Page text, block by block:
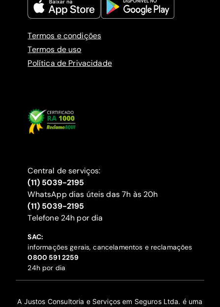
Termos e condições
Termos de uso
Política de Privacidade
Central de serviços:
(11) 5039-2195
WhatsApp dias úteis das 7h às 20h
(11) 5039-2195
‍Telefone 24h por dia
SAC:
informações gerais, cancelamentos e reclamações
‍0800 591 2259
24h por dia
A Justos Consultoria e Serviços em Seguros Ltda. é uma